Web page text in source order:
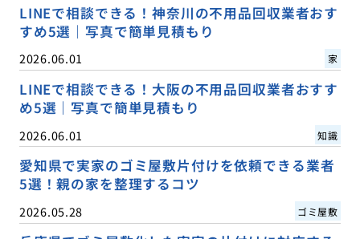
LINEで相談できる！神奈川の不用品回収業者おす
すめ5選｜写真で簡単見積もり
2026.06.01 家
LINEで相談できる！大阪の不用品回収業者おすす
め5選｜写真で簡単見積もり
2026.06.01 知識
愛知県で実家のゴミ屋敷片付けを依頼できる業者
5選！親の家を整理するコツ
2026.05.28 ゴミ屋敷